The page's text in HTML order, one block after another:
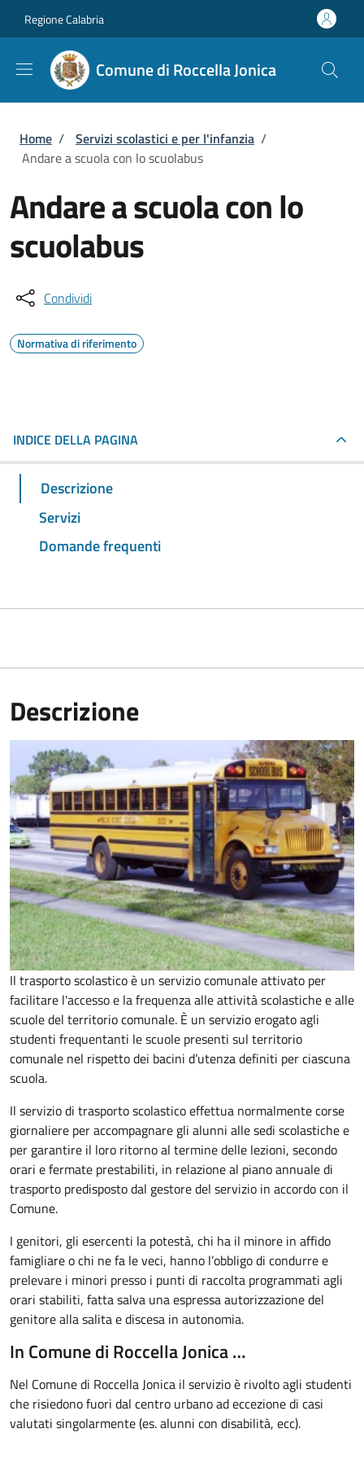
Regione Calabria
Comune di Roccella Jonica
Briciole di pane
Home / Servizi scolastici e per l'infanzia /
Andare a scuola con lo scuolabus
Andare a scuola con lo
scuolabus
Condividi
Normativa di riferimento
INDICE DELLA PAGINA
Descrizione
Servizi
Domande frequenti
Descrizione
Il trasporto scolastico è un servizio comunale attivato per
facilitare l'accesso e la frequenza alle attività scolastiche e alle
scuole del territorio comunale. È un servizio erogato agli
studenti frequentanti le scuole presenti sul territorio
comunale nel rispetto dei bacini d’utenza definiti per ciascuna
scuola.
Il servizio di trasporto scolastico effettua normalmente corse
giornaliere per accompagnare gli alunni alle sedi scolastiche e
per garantire il loro ritorno al termine delle lezioni, secondo
orari e fermate prestabiliti, in relazione al piano annuale di
trasporto predisposto dal gestore del servizio in accordo con il
Comune.
I genitori, gli esercenti la potestà, chi ha il minore in affido
famigliare o chi ne fa le veci, hanno l’obbligo di condurre e
prelevare i minori presso i punti di raccolta programmati agli
orari stabiliti, fatta salva una espressa autorizzazione del
genitore alla salita e discesa in autonomia.
In Comune di Roccella Jonica …
Nel Comune di Roccella Jonica il servizio è rivolto agli studenti
che risiedono fuori dal centro urbano ad eccezione di casi
valutati singolarmente (es. alunni con disabilità, ecc).